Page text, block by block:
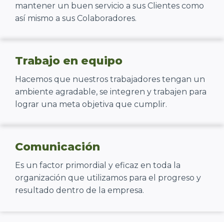
mantener un buen servicio a sus Clientes como
así mismo a sus Colaboradores.
Trabajo en equipo
Hacemos que nuestros trabajadores tengan un
ambiente agradable, se integren y trabajen para
lograr una meta objetiva que cumplir.
Comunicación
Es un factor primordial y eficaz en toda la
organización que utilizamos para el progreso y
resultado dentro de la empresa.